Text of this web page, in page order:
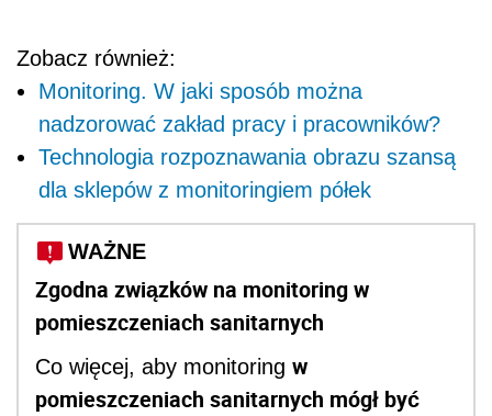
Zobacz również:
Monitoring. W jaki sposób można
nadzorować zakład pracy i pracowników?
Technologia rozpoznawania obrazu szansą
dla sklepów z monitoringiem półek
WAŻNE
Zgodna związków na monitoring w
pomieszczeniach sanitarnych
Co więcej, aby monitoring w
pomieszczeniach sanitarnych mógł być